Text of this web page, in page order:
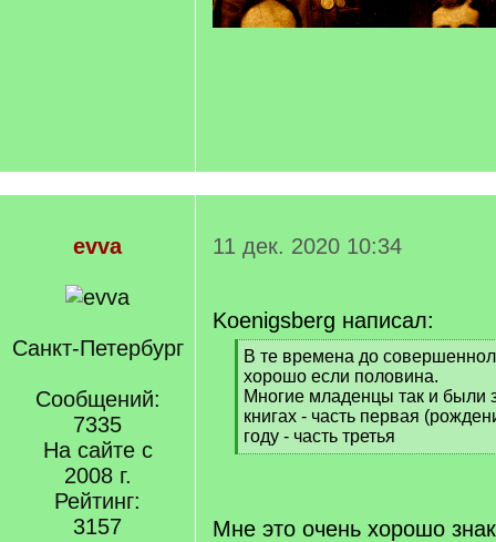
evva
Санкт-Петербург
Сообщений:
7335
На сайте с
2008 г.
Рейтинг:
3157
11 дек. 2020 10:34
Koenigsberg написал:
[
q
]
В те времена до
хорошо если половина.
Многие младенцы так и были
книгах - часть первая
году - часть третья
[
Мне это очень хорошо